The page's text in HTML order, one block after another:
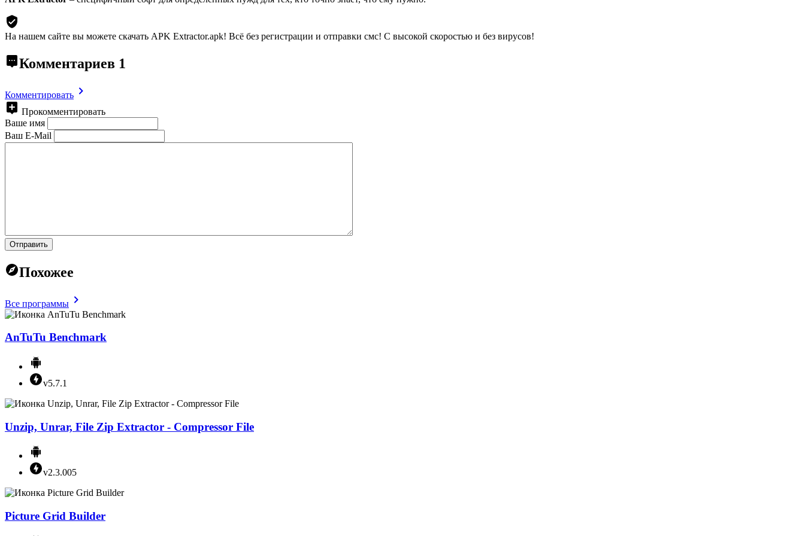
На нашем сайте вы можете скачать APK Extractor.apk! Всё без регистрации и отправки смс! С высокой скоростью и без вирусов!
Комментариев 1
Комментировать
Прокомментировать
Ваше имя
Ваш E-Mail
Отправить
Похожее
Все программы
AnTuTu Benchmark
v5.7.1
Unzip, Unrar, File Zip Extractor - Compressor File
v2.3.005
Picture Grid Builder